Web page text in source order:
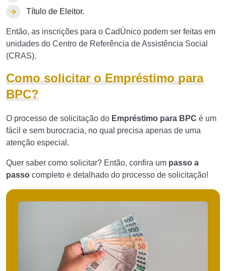
Título de Eleitor.
Então, as inscrições para o CadÚnico podem ser feitas em
unidades do Centro de Referência de Assistência Social
(CRAS).
Como solicitar o Empréstimo para
BPC?
O processo de solicitação do Empréstimo para BPC é um
fácil e sem burocracia, no qual precisa apenas de uma
atenção especial.
Quer saber como solicitar? Então, confira um passo a
passo completo e detalhado do processo de solicitação!